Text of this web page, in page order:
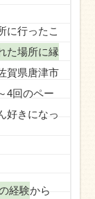
に行ったこ
た場所に縁
賀県唐津市
4回のペー
好きになっ
経験から